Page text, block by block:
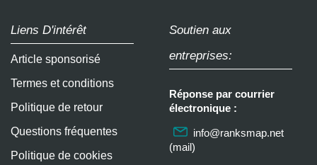
Liens D'intérêt
Article sponsorisé
Termes et conditions
Politique de retour
Questions fréquentes
Politique de cookies
Soutien aux
entreprises:
Réponse par courrier
électronique :
info@ranksmap.net
(mail)